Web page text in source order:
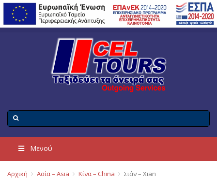
Μενού
Αρχική Ασία – Asia Κίνα – China Σιάν – Xian